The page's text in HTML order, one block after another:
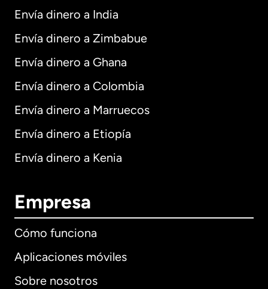
Envía dinero a India
Envía dinero a Zimbabue
Envía dinero a Ghana
Envía dinero a Colombia
Envía dinero a Marruecos
Envía dinero a Etiopía
Envía dinero a Kenia
Empresa
Cómo funciona
Aplicaciones móviles
Sobre nosotros